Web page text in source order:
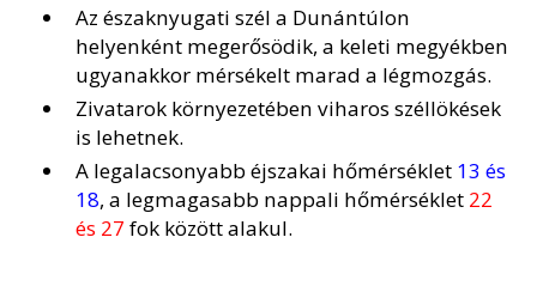
Az északnyugati szél a Dunántúlon
helyenként megerősödik, a keleti megyékben
ugyanakkor mérsékelt marad a légmozgás.
Zivatarok környezetében viharos széllökések
is lehetnek.
A legalacsonyabb éjszakai hőmérséklet 13 és
18, a legmagasabb nappali hőmérséklet 22
és 27 fok között alakul.